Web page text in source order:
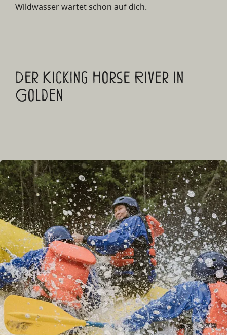
Wildwasser wartet schon auf dich.
Der Kicking Horse River in
Golden